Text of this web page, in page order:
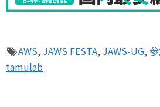
AWS, JAWS FESTA, JAWS-UG,
tamulab